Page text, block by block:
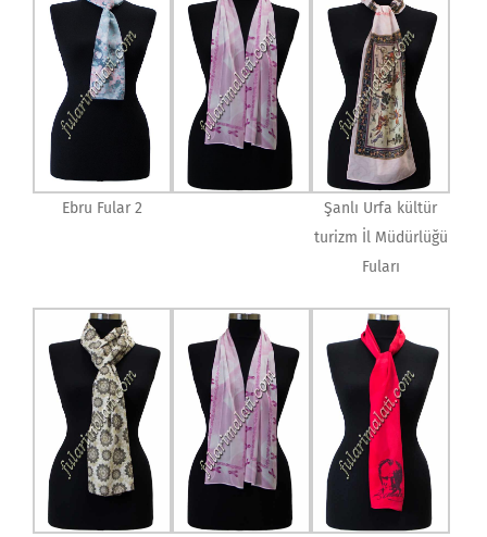
Ebru Fular 2
Şanlı Urfa kültür
turizm İl Müdürlüğü
Fuları